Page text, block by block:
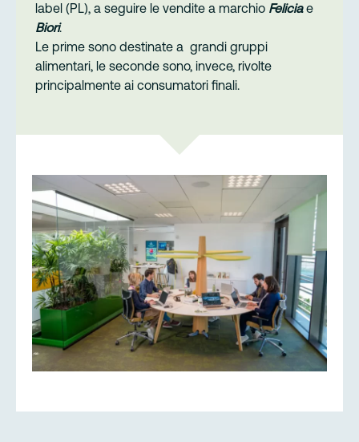
label (PL), a seguire le vendite a marchio Feliciae
Biori.
Le prime sono destinate a grandi gruppi
alimentari, le seconde sono, invece, rivolte
principalmente ai consumatori finali.